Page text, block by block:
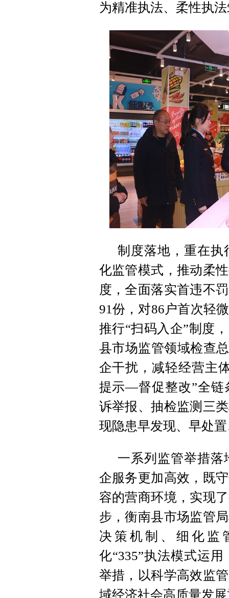
为精准执法、柔性执
制度落地，重在执
化监管模式，推动柔
度，全面落实首违不
91份，对86户首次轻
推行“扫码入企”制度
县市场监管领域检查
企干扰，减轻经营主
提示—督促整改”全链
诉举报、抽检监测三
现隐患早发现、早处
一系列监管举措
企服务更加高效，既
容的营商环境，实现
步，衡南县市场监管
决策机制、细化监
化“335”执法模式运
举措，以科学高效监
域经济社会高质量发